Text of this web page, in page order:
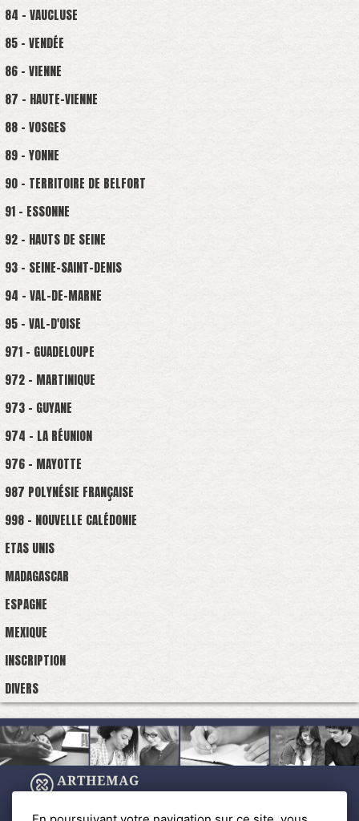
84 - VAUCLUSE
85 - VENDÉE
86 - VIENNE
87 - HAUTE-VIENNE
88 - VOSGES
89 - YONNE
90 - TERRITOIRE DE BELFORT
91 - ESSONNE
92 - HAUTS DE SEINE
93 - SEINE-SAINT-DENIS
94 - VAL-DE-MARNE
95 - VAL-D'OISE
971 - GUADELOUPE
972 - MARTINIQUE
973 - GUYANE
974 - LA RÉUNION
976 - MAYOTTE
987 POLYNÉSIE FRANÇAISE
998 - NOUVELLE CALÉDONIE
ETAS UNIS
MADAGASCAR
ESPAGNE
MEXIQUE
INSCRIPTION
DIVERS